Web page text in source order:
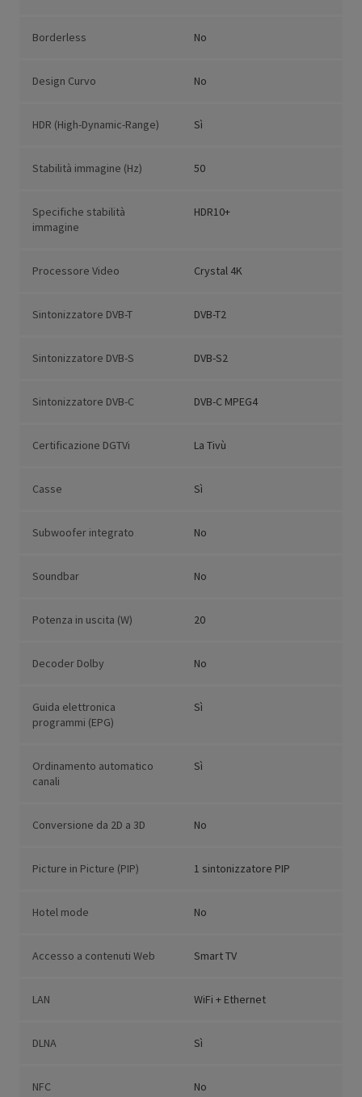
Borderless No
Design Curvo No
HDR (High-Dynamic-Range) Sì
Stabilità immagine (Hz) 50
Specifiche stabilità
immagine
HDR10+
Processore Video Crystal 4K
Sintonizzatore DVB-T DVB-T2
Sintonizzatore DVB-S DVB-S2
Sintonizzatore DVB-C DVB-C MPEG4
Certificazione DGTVi La Tivù
Casse Sì
Subwoofer integrato No
Soundbar No
Potenza in uscita (W) 20
Decoder Dolby No
Guida elettronica
programmi (EPG)
Sì
Ordinamento automatico
canali
Sì
Conversione da 2D a 3D No
Picture in Picture (PIP) 1 sintonizzatore PIP
Hotel mode No
Accesso a contenuti Web Smart TV
LAN WiFi + Ethernet
DLNA Sì
NFC No